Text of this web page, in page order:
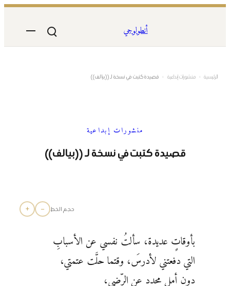
المحتوى
أنطولوجي
الرئيسية › منشورات إبداعية › قصيدة كتبت في نسخة لـ ((بيالف))
منشورات إبداعية
قصيدة كتبت في نسخة لـ ((بيالف))
حجم الخط −
+
بأوقاتٍ عديدة، سألتُ نفسي عن الأسبابِ
التي دفعتني لأدرسَ، وقتما حلَّت عتمتي،
دون أمل محددٍ عن الرِّضى،